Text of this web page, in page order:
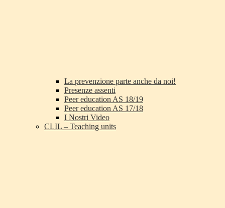
La prevenzione parte anche da noi!
Presenze assenti
Peer education AS 18/19
Peer education AS 17/18
I Nostri Video
CLIL – Teaching units